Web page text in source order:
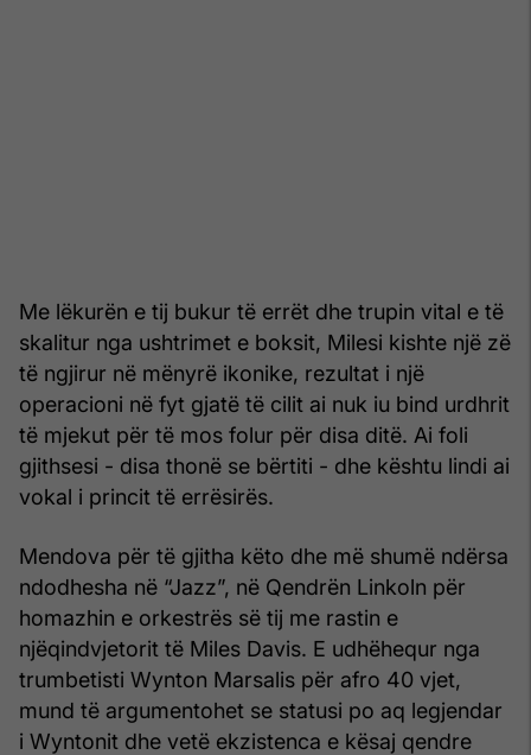
Me lëkurën e tij bukur të errët dhe trupin vital e të
skalitur nga ushtrimet e boksit, Milesi kishte një zë
të ngjirur në mënyrë ikonike, rezultat i një
operacioni në fyt gjatë të cilit ai nuk iu bind urdhrit
të mjekut për të mos folur për disa ditë. Ai foli
gjithsesi - disa thonë se bërtiti - dhe kështu lindi ai
vokal i princit të errësirës.
Mendova për të gjitha këto dhe më shumë ndërsa
ndodhesha në “Jazz”, në Qendrën Linkoln për
homazhin e orkestrës së tij me rastin e
njëqindvjetorit të Miles Davis. E udhëhequr nga
trumbetisti Wynton Marsalis për afro 40 vjet,
mund të argumentohet se statusi po aq legjendar
i Wyntonit dhe vetë ekzistenca e kësaj qendre